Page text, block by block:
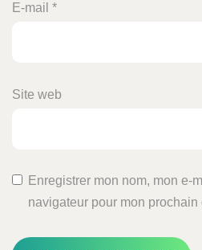
E-mail *
Site web
Enregistrer mon nom, mon e-
navigateur pour mon prochain